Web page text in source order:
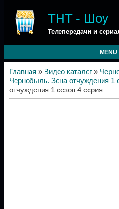
ТНТ - Шоу
Телепередачи и
MENU
Главная » Видео каталог»
Чернобыль. Зона отчуждения 1
отчуждения 1 сезон 4 серия